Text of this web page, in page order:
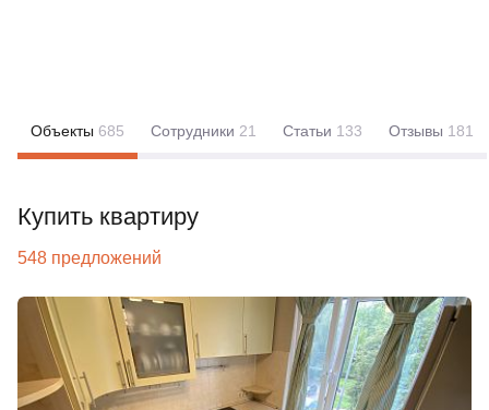
Объекты 685 Сотрудники 21 Статьи 133 Отзывы 181
Купить квартиру
548 предложений